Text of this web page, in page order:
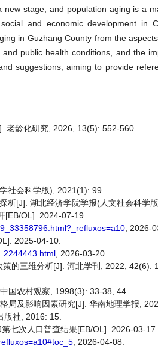
stage, and population aging is a
and economic development in
in Guzhang County from the
public health conditions, and the
suggestions, aiming to provide
老龄化研究, 2026, 13(5): 552-560.
社会科学版), 2021(1): 99.
析[J]. 湖北经济学院学报(人文社会科学
[EB/OL]. 2024-07-19.
, 2026-
2025-04-10.
, 2026-03-20.
的三维分析[J]. 河北学刊, 2022, 42(6):
国农村观察, 1998(3): 33-38, 44.
局及影响因素研究[J]. 华南地理学报,
版社, 2016: 15.
七次人口普查结果[EB/OL]. 2026-03-17.
, 2026-04-08.